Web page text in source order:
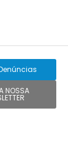
NOSSA